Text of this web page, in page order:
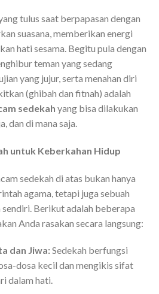
tulus saat berpapasan dengan
suasana, memberikan energi
hati sesama. Begitu pula dengan
teman yang sedang
yang jujur, serta menahan diri
(ghibah dan fitnah) adalah
sedekah yang bisa dilakukan
dan di mana saja.
untuk Keberkahan Hidup
sedekah di atas bukan hanya
agama, tetapi juga sebuah
Berikut adalah beberapa
Anda rasakan secara langsung:
dan Jiwa:Sedekah berfungsi
dosa kecil dan mengikis sifat
dalam hati.